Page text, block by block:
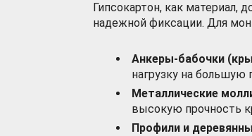
Гипсокартон, как материал,
надежной фиксации. Для
Анкеры-бабочки
нагрузку на большую
Металлические
высокую прочность
Профили и